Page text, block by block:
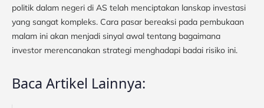
politik dalam negeri di AS telah menciptakan lanskap investasi
yang sangat kompleks. Cara pasar bereaksi pada pembukaan
malam ini akan menjadi sinyal awal tentang bagaimana
investor merencanakan strategi menghadapi badai risiko ini.
Baca Artikel Lainnya: